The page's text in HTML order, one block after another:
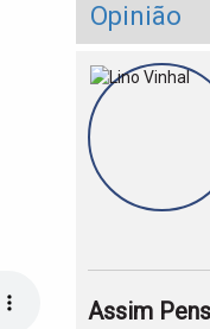
Opinião
Assim